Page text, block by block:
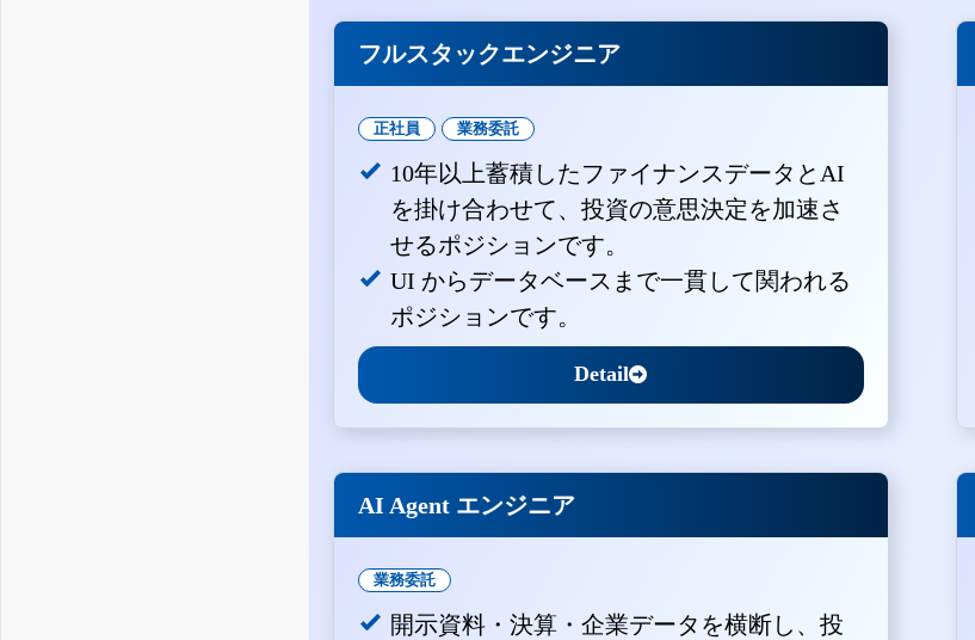
フルスタックエンジニア
正社員 業務委託
10年以上蓄積したファイナンスデータとAI
を掛け合わせて、投資の意思決定を加速さ
せるポジションです。
UI からデータベースまで一貫して関われる
ポジションです。
Detail
AI Agent エンジニア
業務委託
開示資料・決算・企業データを横断し、投